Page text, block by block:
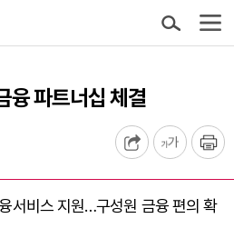
융 파트너십 체결
서비스 지원…구성원 금융 편의 확